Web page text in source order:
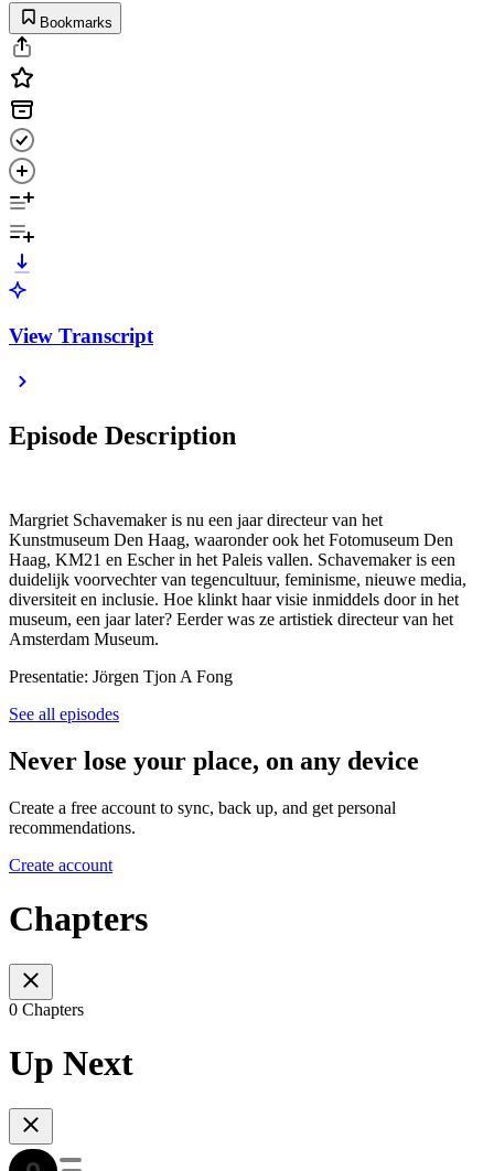
Bookmarks
View Transcript
Episode Description
Margriet Schavemaker is nu een jaar directeur van het
Kunstmuseum Den Haag, waaronder ook het Fotomuseum Den
Haag, KM21 en Escher in het Paleis vallen. Schavemaker is een
duidelijk voorvechter van tegencultuur, feminisme, nieuwe media,
diversiteit en inclusie. Hoe klinkt haar visie inmiddels door in het
museum, een jaar later? Eerder was ze artistiek directeur van het
Amsterdam Museum.
Presentatie: Jörgen Tjon A Fong
See all episodes
Never lose your place, on any device
Create a free account to sync, back up, and get personal
recommendations.
Create account
Chapters
0 Chapters
Up Next